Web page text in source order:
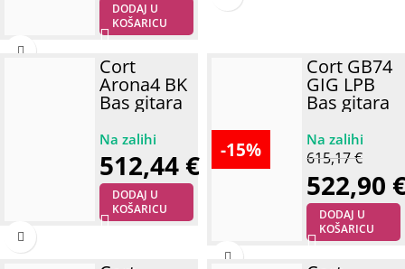
DODAJ U
KOŠARICU
Cort
Arona4 BK
Bas gitara
512,44 €
DODAJ U
KOŠARICU
-15%
Cort GB74
GIG LPB
Bas gitara
615,17€
522,90
DODAJ U
KOŠARICU